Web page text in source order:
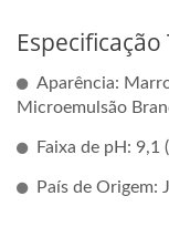
Especificação
Aparência:
Microemulsão
Faixa de pH: 9,1
País de Origem: